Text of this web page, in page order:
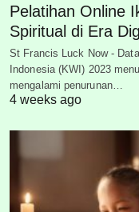
Pelatihan Online
Spiritual di Era
St Francis Luck Now -
Indonesia (KWI) 2023
mengalami penurunan…
4 weeks ago